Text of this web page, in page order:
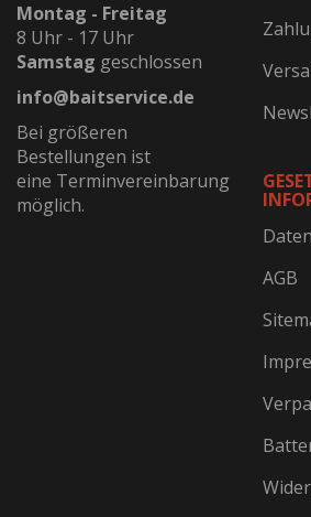
Montag - Freitag
8 Uhr - 17 Uhr
Samstag geschlossen
info@baitservice.de
Bei größeren
Bestellungen ist
eine Terminvereinbarung
möglich.
AGB